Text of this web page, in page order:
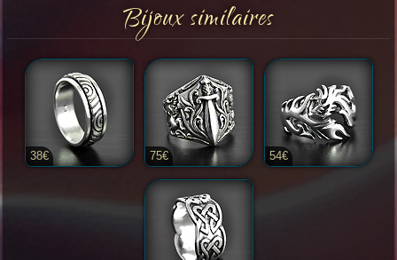
Bijoux similaires
38€ 75€ 54€